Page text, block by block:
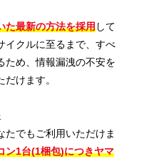
た最新の方法を採用して
イクルに至るまで、すべ
ため、情報漏洩の不安を
けます。
たでもご利用いただけま
ン1台(1梱包)につきヤマ